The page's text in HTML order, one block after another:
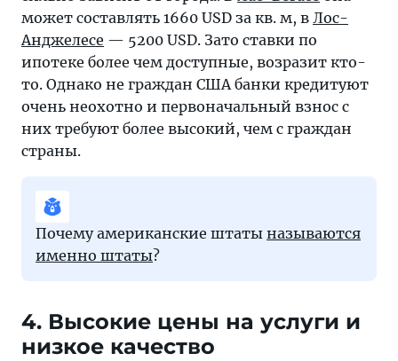
может составлять 1660 USD за кв. м, в Лос-
Анджелесе — 5200 USD. Зато ставки по
ипотеке более чем доступные, возразит кто-
то. Однако не граждан США банки кредитуют
очень неохотно и первоначальный взнос с
них требуют более высокий, чем с граждан
страны.
Почему американские штаты называются
именно штаты?
4. Высокие цены на услуги и
низкое качество